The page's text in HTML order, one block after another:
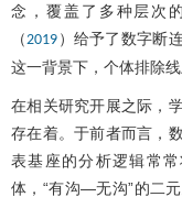
念，覆盖了多种层次
（2019 ）给予了数字断
这一背景下，个体排除线
在相关研究开展之际，
存在着。于前者而言，
表基座的分析逻辑常
体，“有沟—无沟”的二